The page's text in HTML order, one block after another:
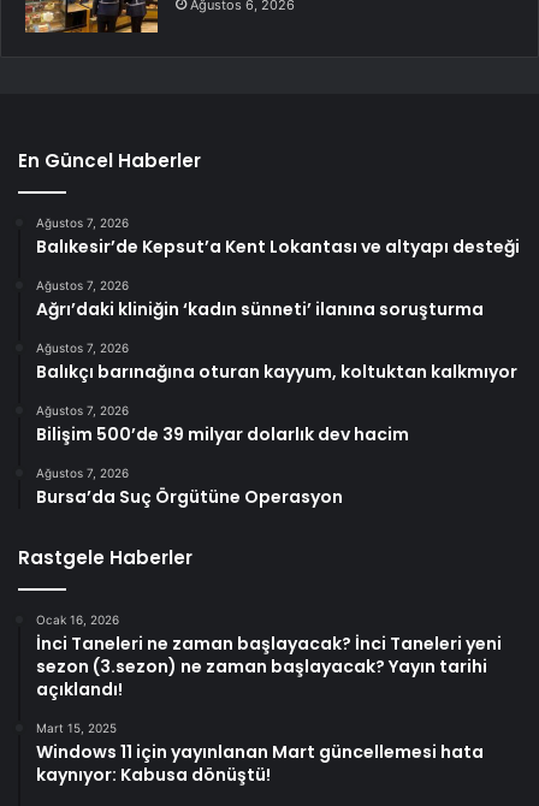
Ağustos 6, 2026
En Güncel Haberler
Ağustos 7, 2026
Balıkesir’de Kepsut’a Kent Lokantası ve altyapı desteği
Ağustos 7, 2026
Ağrı’daki kliniğin ‘kadın sünneti’ ilanına soruşturma
Ağustos 7, 2026
Balıkçı barınağına oturan kayyum, koltuktan kalkmıyor
Ağustos 7, 2026
Bilişim 500’de 39 milyar dolarlık dev hacim
Ağustos 7, 2026
Bursa’da Suç Örgütüne Operasyon
Rastgele Haberler
Ocak 16, 2026
İnci Taneleri ne zaman başlayacak? İnci Taneleri yeni
sezon (3.sezon) ne zaman başlayacak? Yayın tarihi
açıklandı!
Mart 15, 2025
Windows 11 için yayınlanan Mart güncellemesi hata
kaynıyor: Kabusa dönüştü!